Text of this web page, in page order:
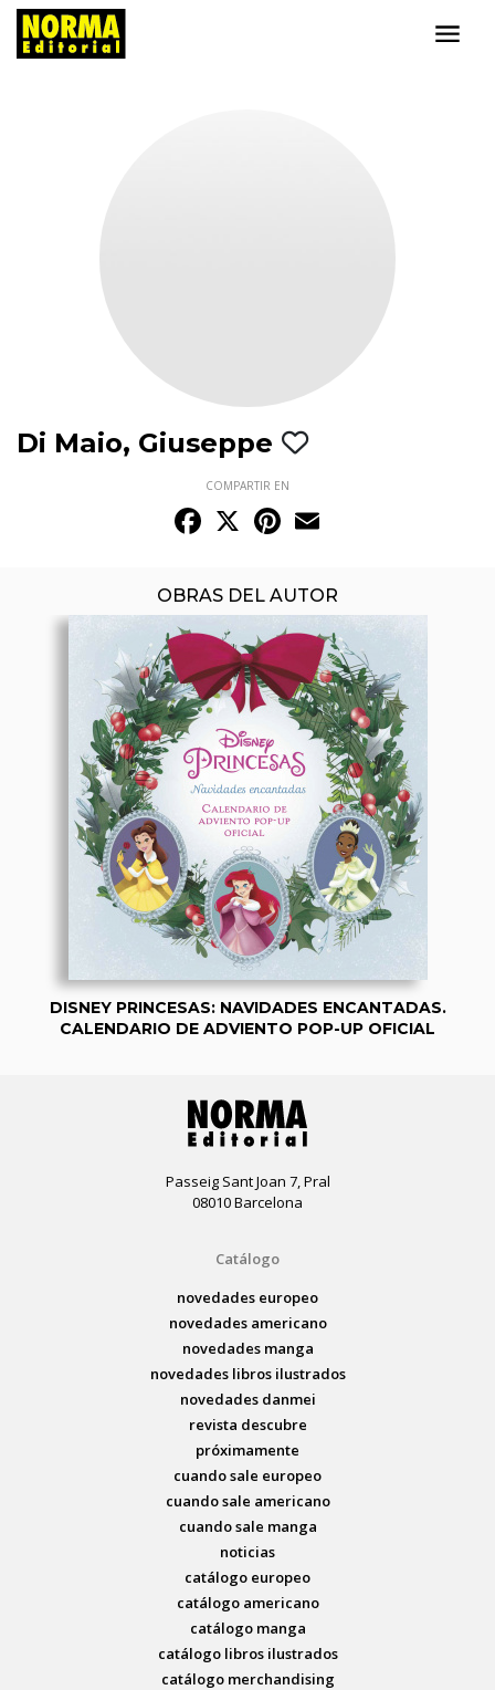
Di Maio, Giuseppe
COMPARTIR EN
Facebook
X Pinterest
OBRAS DEL AUTOR
DISNEY PRINCESAS: NAVIDADES ENCANTADAS.
CALENDARIO DE ADVIENTO POP-UP OFICIAL
Passeig Sant Joan 7, Pral
08010 Barcelona
Catálogo
novedades europeo
novedades americano
novedades manga
novedades libros ilustrados
novedades danmei
revista descubre
próximamente
cuando sale europeo
cuando sale americano
cuando sale manga
noticias
catálogo europeo
catálogo americano
catálogo manga
catálogo libros ilustrados
catálogo merchandising